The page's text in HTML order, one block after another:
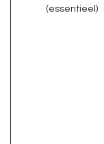
(essentieel)